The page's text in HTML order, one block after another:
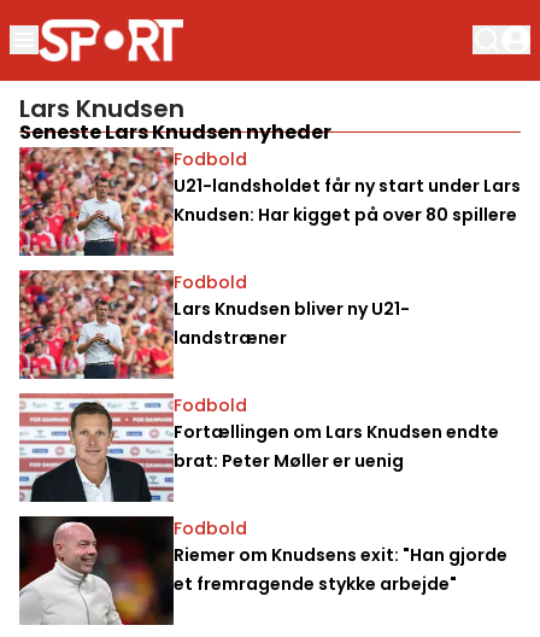
Lars Knudsen
Seneste Lars Knudsen nyheder
Fodbold
U21-landsholdet får ny start under Lars
Knudsen: Har kigget på over 80 spillere
Fodbold
Lars Knudsen bliver ny U21-
landstræner
Fodbold
Fortællingen om Lars Knudsen endte
brat: Peter Møller er uenig
Fodbold
Riemer om Knudsens exit: "Han gjorde
et fremragende stykke arbejde"